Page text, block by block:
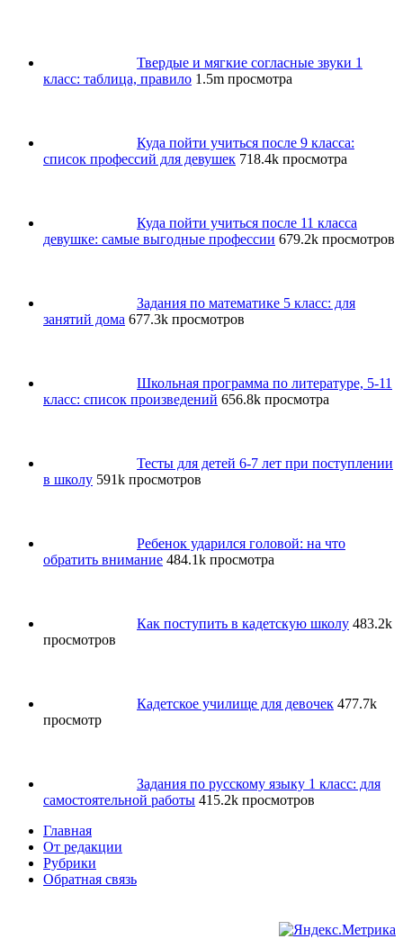
Твердые и мягкие согласные звуки 1
класс: таблица, правило 1.5m просмотра
Куда пойти учиться после 9 класса:
список профессий для девушек 718.4k просмотра
Куда пойти учиться после 11 класса
девушке: самые выгодные профессии 679.2k просмотров
Задания по математике 5 класс: для
занятий дома 677.3k просмотров
Школьная программа по литературе, 5-11
класс: список произведений 656.8k просмотра
Тесты для детей 6-7 лет при поступлении
в школу 591k просмотров
Ребенок ударился головой: на что
обратить внимание 484.1k просмотра
Как поступить в кадетскую школу 483.2k
просмотров
Кадетское училище для девочек 477.7k
просмотр
Задания по русскому языку 1 класс: для
самостоятельной работы 415.2k просмотров
Главная
От редакции
Рубрики
Обратная связь